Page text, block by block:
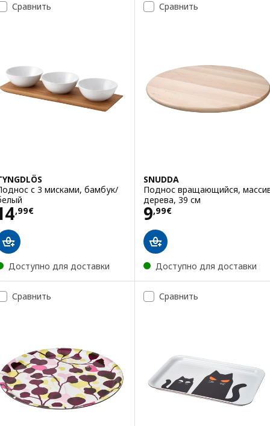
Сравнить
с 3 мисками, бамбук/
,99€14,99€
Доступно для доставки
Сравнить
SNUDDA
Поднос вращающийся,
дерева, 39 см
9,99€
Цена 9,99€
Доступно для доставки
Сравнить Сравнить